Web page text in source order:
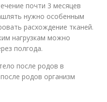
почти 3 месяцев
нужно особенным
расхождение тканей.
нагрузкам можно
полгода.
после родов в
родов организм